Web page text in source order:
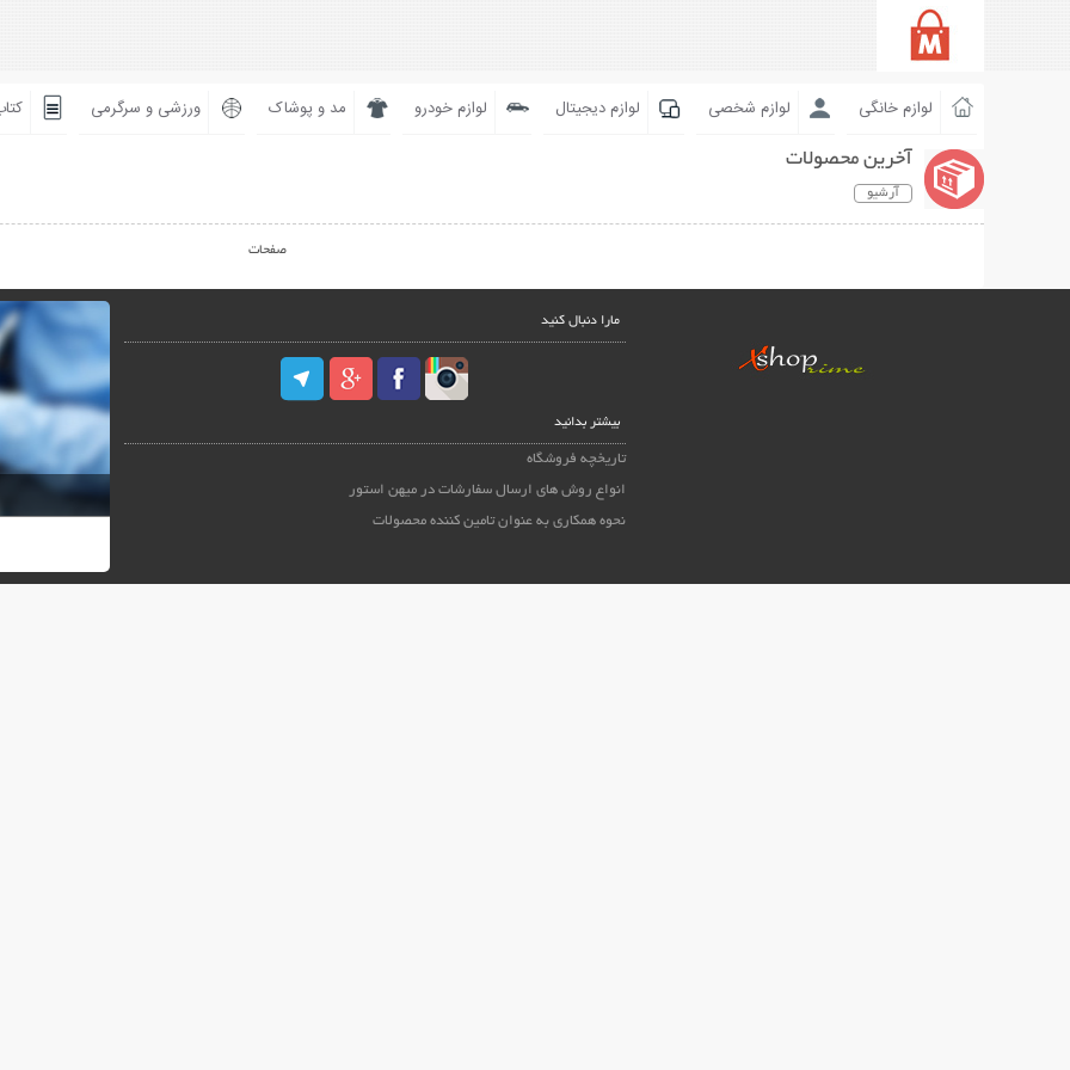
لوازم خانگی لوازم شخصی لوازم دیجیتال لوازم خودرو مد و پوشاک ورزشی و سرگرمی
آخرین محصولات
آرشیو
صفحات
مارا دنبال کنید
بیشتر بدانید
تاریخچه فروشگاه
انواع روش های ارسال سفارشات در میهن استور
نحوه همکاری به عنوان تامین کننده محصولات